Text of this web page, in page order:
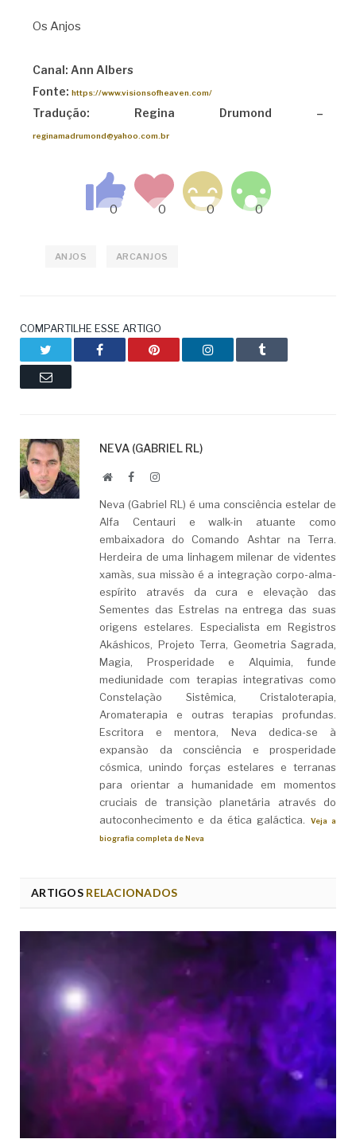
Os Anjos
Canal: Ann Albers
Fonte: https://www.visionsofheaven.com/
Tradução: Regina Drumond –
reginamadrumond@yahoo.com.br
ANJOS ARCANJOS
COMPARTILHE ESSE ARTIGO
Facebook Pinterest LinkedIn Tumblr
Email
NEVA (GABRIEL RL)
WebsiteFacebookLinkedIn
Neva (Gabriel RL) é uma consciência estelar de
Alfa Centauri e walk-in atuante como
embaixadora do Comando Ashtar na Terra.
Herdeira de uma linhagem milenar de videntes
xamãs, sua missão é a integração corpo-alma-
espírito através da cura e elevação das
Sementes das Estrelas na entrega das suas
origens estelares. Especialista em Registros
Akáshicos, Projeto Terra, Geometria Sagrada,
Magia, Prosperidade e Alquimia, funde
mediunidade com terapias integrativas como
Constelação Sistêmica, Cristaloterapia,
Aromaterapia e outras terapias profundas.
Escritora e mentora, Neva dedica-se à
expansão da consciência e prosperidade
cósmica, unindo forças estelares e terranas
para orientar a humanidade em momentos
cruciais de transição planetária através do
autoconhecimento e da ética galáctica.
Veja a
biografia completa de Neva
ARTIGOSRELACIONADOS